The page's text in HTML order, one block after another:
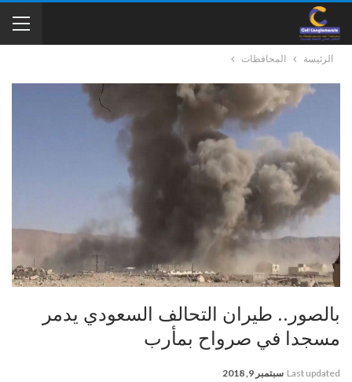
الرئيسة المحافظات
بالصور.. طيران التحالف السعودي يدمر
مسجدا في صرواح بمأرب
Last updated سبتمبر 9, 2018